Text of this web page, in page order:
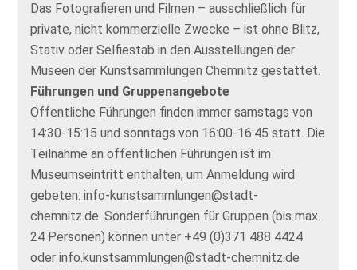
Das Fotografieren und Filmen – ausschließlich für
private, nicht kommerzielle Zwecke – ist ohne Blitz,
Stativ oder Selfiestab in den Ausstellungen der
Museen der Kunstsammlungen Chemnitz gestattet.
Führungen und Gruppenangebote
Öffentliche Führungen finden immer samstags von
14:30-15:15 und sonntags von 16:00-16:45 statt. Die
Teilnahme an öffentlichen Führungen ist im
Museumseintritt enthalten; um Anmeldung wird
gebeten: info-kunstsammlungen@stadt-
chemnitz.de. Sonderführungen für Gruppen (bis max.
24 Personen) können unter +49 (0)371 488 4424
oder info.kunstsammlungen@stadt-chemnitz.de